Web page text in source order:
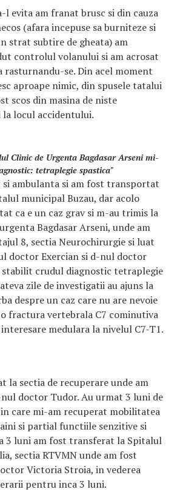
l evita am franat brusc si din cauza
(afara incepuse sa burniteze si
strat subtire de gheata) am
controlul volanului si am acrosat
rasturnandu-se. Din acel moment
aproape nimic, din spusele tatalui
scos din masina de niste
locul accidentului.
Clinic de Urgenta Bagdasar Arseni mi-
tetraplegie spastica"
ambulanta si am fost transportat
municipal Buzau, dar acolo
ca e un caz grav si m-au trimis la
Bagdasar Arseni, unde am
8, sectia Neurochirurgie si luat
doctor Exercian si d-nul doctor
stabilit crudul diagnostic tetraplegie
zile de investigatii au ajuns la
despre un caz care nu are nevoie
fractura vertebrala C7 cominutiva
medulara la nivelul C7-T1.
la sectia de recuperare unde am
doctor Tudor. Au urmat 3 luni de
care mi-am recuperat mobilitatea
si partial functiile senzitive si
3 luni am fost transferat la Spitalul
sectia RTVMN unde am fost
Victoria Stroia, in vederea
pentru inca 3 luni.